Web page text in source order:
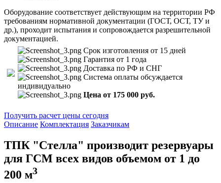
Оборудование соответствует действующим на территории РФ
требованиям нормативной документации (ГОСТ, ОСТ, ТУ и
др.), проходит испытания и сопровождается разрешительной
документацией.
Срок изготовления от 15 дней
Гарантия от 1 года
Доставка по РФ и СНГ
Система оплаты обсуждается
индивидуально
Цена от 175 000 руб.
Получить расчет цены сегодня
Описание Комплектация Заказчикам
ТПК "Стелла" производит резервуары
для ГСМ всех видов объемом от 1 до
200 м3